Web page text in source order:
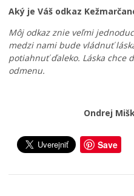
Aký je Váš odkaz
Môj odkaz znie veľmi
medzi nami bude vládnuť
potiahnuť ďaleko. Láska chce
odmenu.
Ondrej
Save
p
r
i
a
d
.
0
.
l
r
a
n
i
.
0
.
K
ž
m
a
r
.
0
.